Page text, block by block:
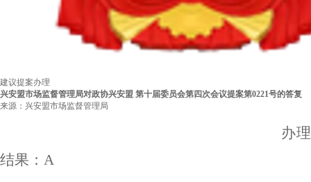
建议提案办理
兴安盟市场监督管理局对政协兴安盟 第十届委员会第四次会议提案第0221号的答复
来源：兴安盟市场监督管理局
办理
结果： A